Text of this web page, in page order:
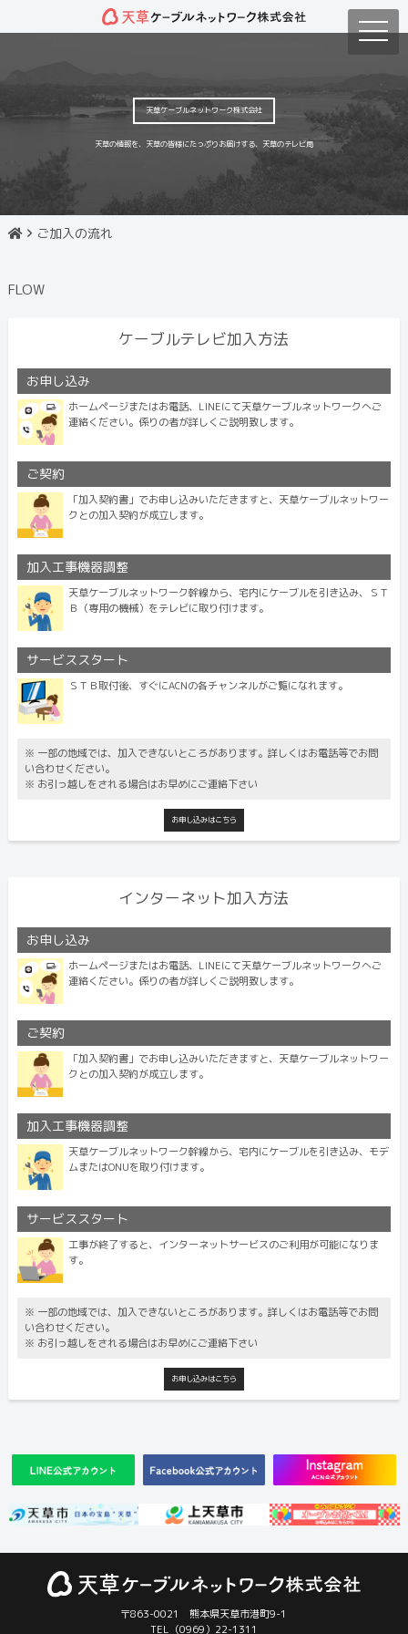
toggle
天草ケーブルネットワーク株式会社
天草の情報を、天草の皆様にたっぷりお届けする、天草のテレビ局
ご加入の流れ
FLOW
ケーブルテレビ加入方法
お申し込み
ホームページまたはお電話、LINEにて天草ケーブルネットワークへご
連絡ください。係りの者が詳しくご説明致します。
ご契約
「加入契約書」でお申し込みいただきますと、天草ケーブルネットワー
クとの加入契約が成立します。
加入工事機器調整
天草ケーブルネットワーク幹線から、宅内にケーブルを引き込み、ＳＴ
Ｂ（専用の機械）をテレビに取り付けます。
サービススタート
ＳＴＢ取付後、すぐにACNの各チャンネルがご覧になれます。
※ 一部の地域では、加入できないところがあります。詳しくはお電話等でお問
い合わせください。
※ お引っ越しをされる場合はお早めにご連絡下さい
お申し込みはこちら
インターネット加入方法
お申し込み
ホームページまたはお電話、LINEにて天草ケーブルネットワークへご
連絡ください。係りの者が詳しくご説明致します。
ご契約
「加入契約書」でお申し込みいただきますと、天草ケーブルネットワー
クとの加入契約が成立します。
加入工事機器調整
天草ケーブルネットワーク幹線から、宅内にケーブルを引き込み、モデ
ムまたはONUを取り付けます。
サービススタート
工事が終了すると、インターネットサービスのご利用が可能になりま
す。
※ 一部の地域では、加入できないところがあります。詳しくはお電話等でお問
い合わせください。
※ お引っ越しをされる場合はお早めにご連絡下さい
お申し込みはこちら
〒863-0021 熊本県天草市港町9-1
TEL（0969）22-1311